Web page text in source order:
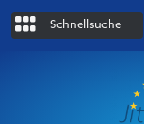
Schnellsuche